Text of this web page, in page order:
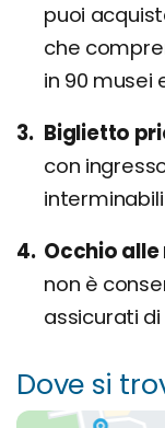
puoi
che
in 90 musei
Biglietto
con
Occhio
non è
assicurati
Dove si